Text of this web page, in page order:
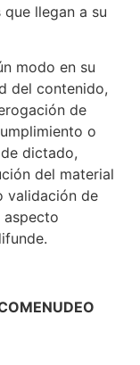
llegan a su
modo en su
del contenido,
de
o
dictado,
del material
validación de